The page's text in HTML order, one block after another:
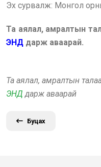
Эх сурвалж: Монгол
Та аялал, амралтын
ЭНД дарж аваарай.
Та аялал, амралтын
ЭНД дарж аваарай
Буцах